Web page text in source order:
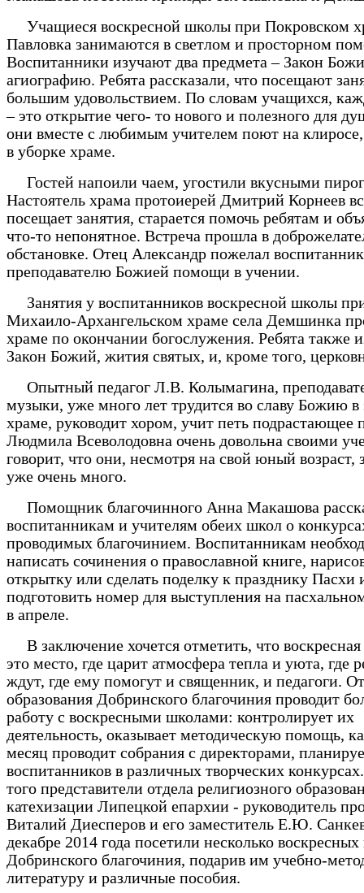
Учащиеся воскресной школы при Покровском
Павловка занимаются в светлом и просторном
Воспитанники изучают два предмета – Закон
агиографию. Ребята рассказали, что посещают
большим удовольствием. По словам учащихся,
– это открытие чего- то нового и полезного для
они вместе с любимым учителем поют на
в уборке храме.
Гостей напоили чаем, угостили вкусными
Настоятель храма протоиерей Дмитрий Корнеев
посещает занятия, старается помочь ребятам и
что-то непонятное. Встреча прошла в
обстановке. Отец Александр пожелал
преподавателю Божией помощи в учении.
Занятия у воспитанников воскресной школы
Михаило-Архангельском храме села Демшинка
храме по окончании богослужения. Ребята также
Закон Божий, жития святых, и, кроме того,
Опытный педагог Л.В. Колымагина,
музыки, уже много лет трудится во славу Божию в
храме, руководит хором, учит петь подрастающее
Людмила Всеволодовна очень довольна своими
говорит, что они, несмотря на свой юный возраст,
уже очень много.
Помощник благочинного Анна Макашова
воспитанникам и учителям обеих школ о
проводимых благочинием. Воспитанникам
написать сочинения о православной книге,
открытку или сделать поделку к празднику Пасхи
подготовить номер для выступления на
в апреле.
В заключение хочется отметить, что
это место, где царит атмосфера тепла и уюта, где
ждут, где ему помогут и священник, и педагоги.
образования Добринского благочиния проводит
работу с воскресными школами: контролирует их
деятельность, оказывает методическую помощь,
месяц проводит собрания с директорами,
воспитанников в различных творческих
того представители отдела религиозного
катехизации Липецкой епархии - руководитель
Виталий Диесперов и его заместитель Е.Ю.
декабре 2014 года посетили несколько
Добринского благочиния, подарив им учебно-
литературу и различные пособия.